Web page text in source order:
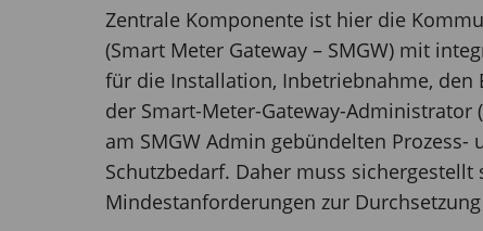
Zentrale Komponente ist hier die
(Smart Meter Gateway – SMGW) mit
für die Installation, Inbetriebnahme, den
der Smart-Meter-Gateway-Administrator
am SMGW Admin gebündelten
Schutzbedarf. Daher muss sichergestellt
Mindestanforderungen zur